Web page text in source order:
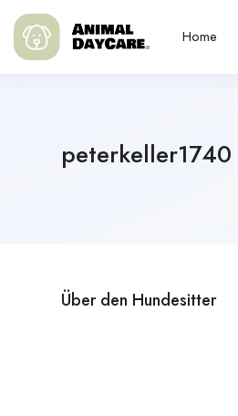
Home
peterkeller1740
Über den Hundesitter